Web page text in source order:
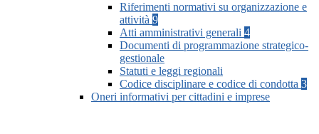
Riferimenti normativi su organizzazione e
attività 9
Atti amministrativi generali 4
Documenti di programmazione strategico-
gestionale
Statuti e leggi regionali
Codice disciplinare e codice di condotta 3
Oneri informativi per cittadini e imprese